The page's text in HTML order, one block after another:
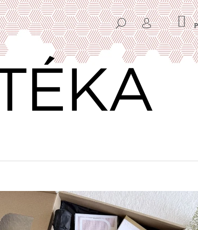
HLEDAT
PRAŽENÁ ZRNKOVÁ KÁVA HOME OFFICE